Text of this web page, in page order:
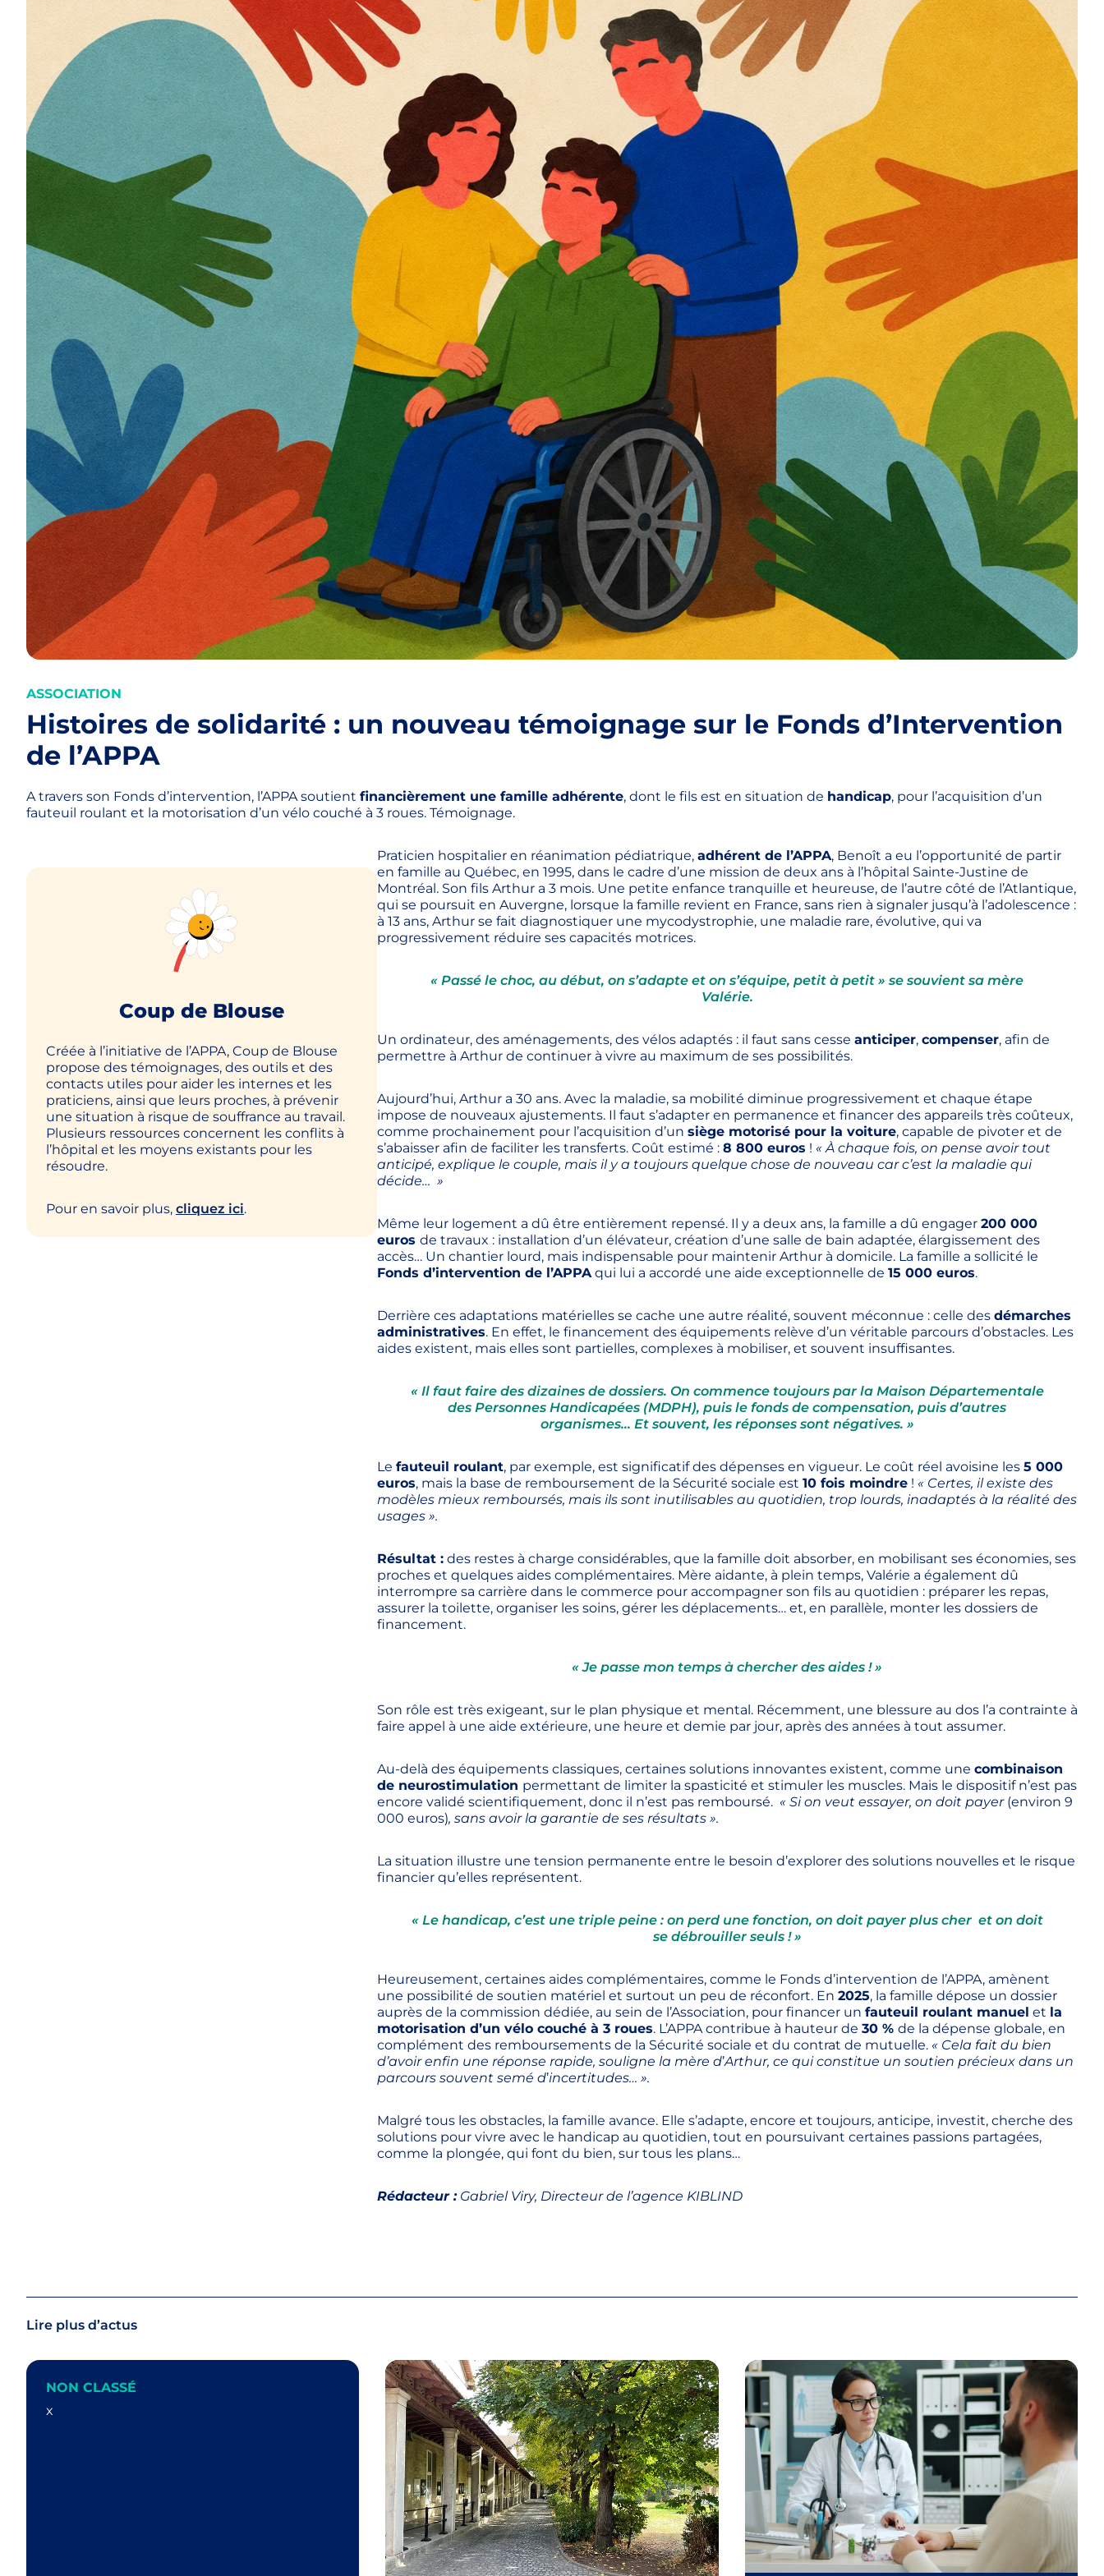
ASSOCIATION
Histoires de solidarité : un nouveau témoignage sur le Fonds d’Intervention
de l’APPA
A travers son Fonds d’intervention, l’APPA soutient financièrement une famille adhérente, dont le fils est en situation de handicap, pour l’acquisition d’un
fauteuil roulant et la motorisation d’un vélo couché à 3 roues. Témoignage.
Coup de Blouse
Créée à l’initiative de l’APPA, Coup de Blouse
propose des témoignages, des outils et des
contacts utiles pour aider les internes et les
praticiens, ainsi que leurs proches, à prévenir
une situation à risque de souffrance au travail.
Plusieurs ressources concernent les conflits à
l’hôpital et les moyens existants pour les
résoudre.
Pour en savoir plus, cliquez ici.
Praticien hospitalier en réanimation pédiatrique, adhérent de l’APPA, Benoît a eu l’opportunité de partir
en famille au Québec, en 1995, dans le cadre d’une mission de deux ans à l’hôpital Sainte-Justine de
Montréal. Son fils Arthur a 3 mois. Une petite enfance tranquille et heureuse, de l’autre côté de l’Atlantique,
qui se poursuit en Auvergne, lorsque la famille revient en France, sans rien à signaler jusqu’à l’adolescence :
à 13 ans, Arthur se fait diagnostiquer une mycodystrophie, une maladie rare, évolutive, qui va
progressivement réduire ses capacités motrices.
« Passé le choc, au début, on s’adapte et on s’équipe, petit à petit » se souvient sa mère
Valérie.
Un ordinateur, des aménagements, des vélos adaptés : il faut sans cesse anticiper, compenser, afin de
permettre à Arthur de continuer à vivre au maximum de ses possibilités.
Aujourd’hui, Arthur a 30 ans. Avec la maladie, sa mobilité diminue progressivement et chaque étape
impose de nouveaux ajustements. Il faut s’adapter en permanence et financer des appareils très coûteux,
comme prochainement pour l’acquisition d’un siège motorisé pour la voiture, capable de pivoter et de
s’abaisser afin de faciliter les transferts. Coût estimé : 8 800 euros ! « À chaque fois, on pense avoir tout
anticipé, explique le couple, mais il y a toujours quelque chose de nouveau car c’est la maladie qui
décide… »
Même leur logement a dû être entièrement repensé. Il y a deux ans, la famille a dû engager 200 000
euros de travaux : installation d’un élévateur, création d’une salle de bain adaptée, élargissement des
accès… Un chantier lourd, mais indispensable pour maintenir Arthur à domicile. La famille a sollicité le
Fonds d’intervention de l’APPAqui lui a accordé une aide exceptionnelle de 15 000 euros.
Derrière ces adaptations matérielles se cache une autre réalité, souvent méconnue : celle des démarches
administratives. En effet, le financement des équipements relève d’un véritable parcours d’obstacles. Les
aides existent, mais elles sont partielles, complexes à mobiliser, et souvent insuffisantes.
« Il faut faire des dizaines de dossiers. On commence toujours par la Maison Départementale
des Personnes Handicapées (MDPH), puis le fonds de compensation, puis d’autres
organismes… Et souvent, les réponses sont négatives. »
Le fauteuil roulant, par exemple, est significatif des dépenses en vigueur. Le coût réel avoisine les 5 000
euros, mais la base de remboursement de la Sécurité sociale est 10 fois moindre! « Certes, il existe des
modèles mieux remboursés, mais ils sont inutilisables au quotidien, trop lourds, inadaptés à la réalité des
usages ».
Résultat :des restes à charge considérables, que la famille doit absorber, en mobilisant ses économies, ses
proches et quelques aides complémentaires. Mère aidante, à plein temps, Valérie a également dû
interrompre sa carrière dans le commerce pour accompagner son fils au quotidien : préparer les repas,
assurer la toilette, organiser les soins, gérer les déplacements… et, en parallèle, monter les dossiers de
financement.
« Je passe mon temps à chercher des aides ! »
Son rôle est très exigeant, sur le plan physique et mental. Récemment, une blessure au dos l’a contrainte à
faire appel à une aide extérieure, une heure et demie par jour, après des années à tout assumer.
Au-delà des équipements classiques, certaines solutions innovantes existent, comme une combinaison
de neurostimulation permettant de limiter la spasticité et stimuler les muscles. Mais le dispositif n’est pas
encore validé scientifiquement, donc il n’est pas remboursé. « Si on veut essayer, on doit payer (environ 9
000 euros), sans avoir la garantie de ses résultats ».
La situation illustre une tension permanente entre le besoin d’explorer des solutions nouvelles et le risque
financier qu’elles représentent.
« Le handicap, c’est une triple peine : on perd une fonction, on doit payer plus cher et on doit
se débrouiller seuls ! »
Heureusement, certaines aides complémentaires, comme le Fonds d’intervention de l’APPA, amènent
une possibilité de soutien matériel et surtout un peu de réconfort. En 2025, la famille dépose un dossier
auprès de la commission dédiée, au sein de l’Association, pour financer un fauteuil roulant manuel et la
motorisation d’un vélo couché à 3 roues. L’APPA contribue à hauteur de 30 % de la dépense globale, en
complément des remboursements de la Sécurité sociale et du contrat de mutuelle. « Cela fait du bien
d’avoir enfin une réponse rapide, souligne la mère d’Arthur, ce qui constitue un soutien précieux dans un
parcours souvent semé d’incertitudes… ».
Malgré tous les obstacles, la famille avance. Elle s’adapte, encore et toujours, anticipe, investit, cherche des
solutions pour vivre avec le handicap au quotidien, tout en poursuivant certaines passions partagées,
comme la plongée, qui font du bien, sur tous les plans…
Rédacteur :Gabriel Viry, Directeur de l’agence KIBLIND
Lire plus d’actus
NON CLASSÉ
x